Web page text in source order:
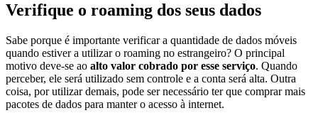
Verifique o roaming dos seus dados
Sabe porque é importante verificar a quantidade de dados móveis
quando estiver a utilizar o roaming no estrangeiro? O principal
motivo deve-se ao alto valor cobrado por esse serviço. Quando
perceber, ele será utilizado sem controle e a conta será alta. Outra
coisa, por utilizar demais, pode ser necessário ter que comprar mais
pacotes de dados para manter o acesso à internet.